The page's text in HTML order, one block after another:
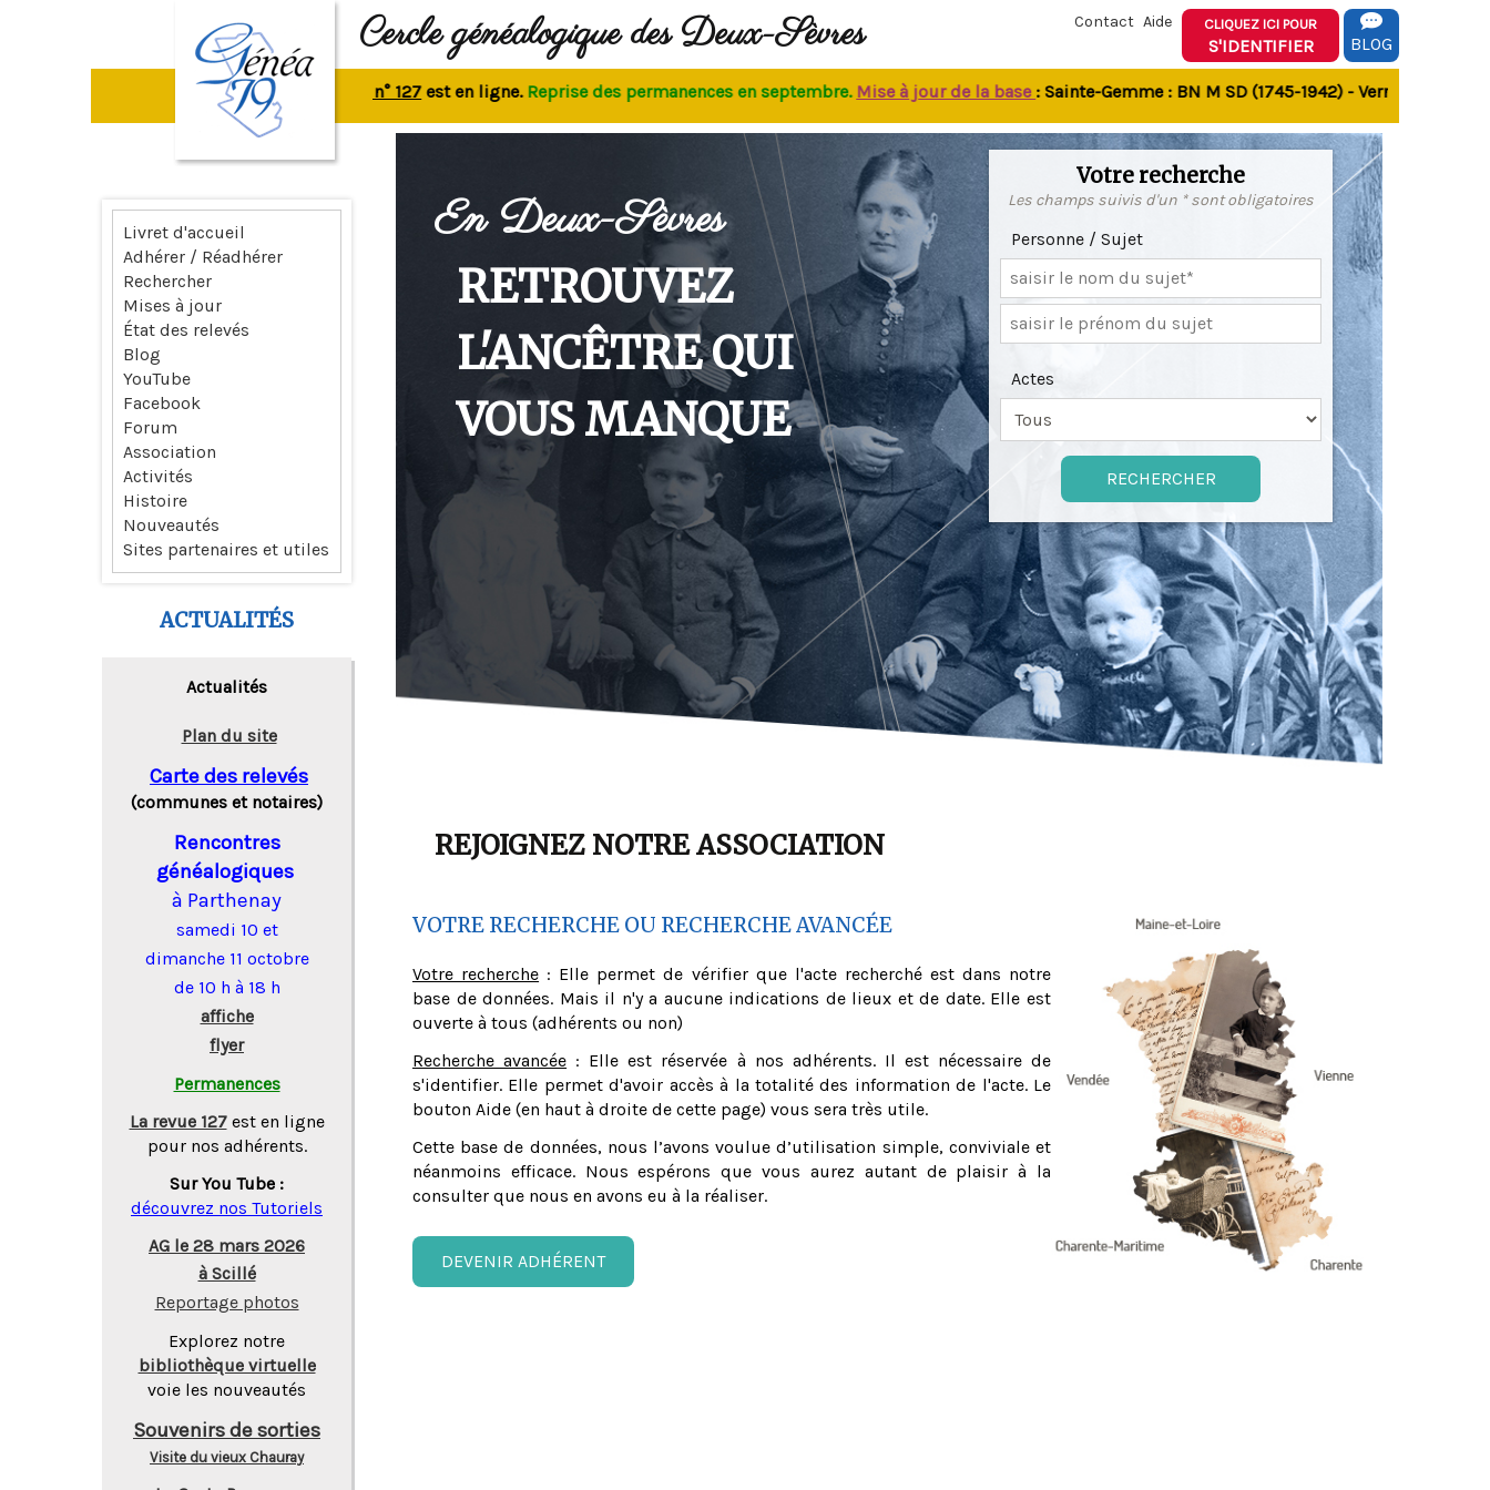
Cercle généalogique des Deux-Sèvres Contact Aide CLIQUEZ ICI POUR
S'IDENTIFIER BLOG
La revue n° 127est en ligne.Reprise des permanences en septembre.Mise à jour de la base: Sainte-Gemme : BN M SD (1745-1942) - Verrines-sous-
En Deux-Sèvres
RETROUVEZ
L'ANCÊTRE QUI
VOUS MANQUE
Votre recherche
Les champs suivis d'un * sont obligatoires
Personne / Sujet
Actes
REJOIGNEZ NOTRE ASSOCIATION
VOTRE RECHERCHE OU RECHERCHE AVANCÉE
Votre recherche : Elle permet de vérifier que l'acte recherché est dans notre
base de données. Mais il n'y a aucune indications de lieux et de date. Elle est
ouverte à tous (adhérents ou non)
Recherche avancée : Elle est réservée à nos adhérents. Il est nécessaire de
s'identifier. Elle permet d'avoir accès à la totalité des information de l'acte. Le
bouton Aide (en haut à droite de cette page) vous sera très utile.
Cette base de données, nous l’avons voulue d’utilisation simple, conviviale et
néanmoins efficace. Nous espérons que vous aurez autant de plaisir à la
consulter que nous en avons eu à la réaliser.
DEVENIR ADHÉRENT
Livret d'accueil
Adhérer / Réadhérer
Rechercher
Mises à jour
État des relevés
Blog
YouTube
Facebook
Forum
Association
Activités
Histoire
Nouveautés
Sites partenaires et utiles
ACTUALITÉS
Actualités
Plan du site
Carte des relevés
(communes et notaires)
Rencontres
généalogiques
à Parthenay
samedi 10 et
dimanche 11 octobre
de 10 h à 18 h
affiche
flyer
Permanences
La revue 127 est en ligne
pour nos adhérents.
Sur You Tube :
découvrez nos Tutoriels
AG le 28 mars 2026
à Scillé
Reportage photos
Explorez notre
bibliothèque virtuelle
voie les nouveautés
Souvenirs de sorties
Visite du vieux Chauray